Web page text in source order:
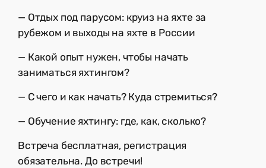
— Отдых под парусом: круиз на яхте за
рубежом и выходы на яхте в России
— Какой опыт нужен, чтобы начать
заниматься яхтингом?
— С чего и как начать? Куда стремиться?
— Обучение яхтингу: где, как, сколько?
Встреча бесплатная, регистрация
обязательна. До встречи!